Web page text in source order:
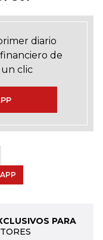
diario
de
un clic
PARA